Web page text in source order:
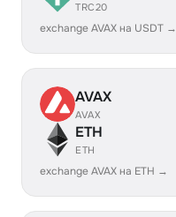
TRC20
exchange AVAX на USDT →
AVAX
AVAX
ETH
ETH
exchange AVAX на ETH →